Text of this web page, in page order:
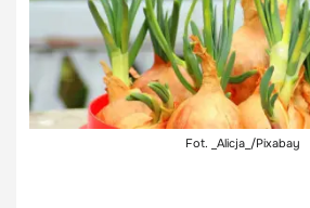
Fot. _Alicja_/Pixabay